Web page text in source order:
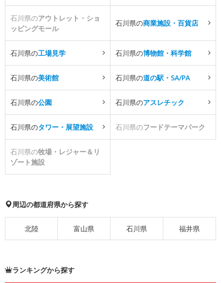
石川県のアウトレット・ショ
ッピングモール
石川県の商業施設・百貨店
石川県の工場見学 石川県の博物館・科学館
石川県の美術館 石川県の道の駅・SA/PA
石川県の公園 石川県のアスレチック
石川県のタワー・展望施設 石川県のフードテーマパーク
石川県の牧場・レジャー＆リ
ゾート施設
周辺の都道府県から探す
北陸 富山県 石川県 福井県
ランキングから探す